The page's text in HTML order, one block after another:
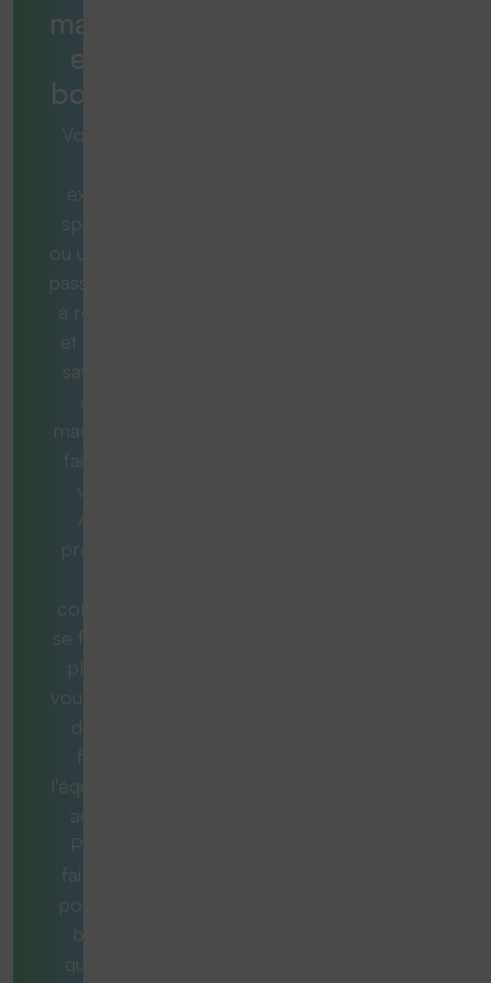
machine
est la
bonne ?
Vous avez
exigence
spécifique
ou une tâche
passionnante
à résoudre
et vous ne
savez pas
quelle
machine est
faite pour
vous ?
Aucun
problème.
consultants
se feront un
plaisir de
vous aider et
de vous
fournir
l'équipement
adéquat.
Pour ce
faire, nous
posons les
bonnes
questions